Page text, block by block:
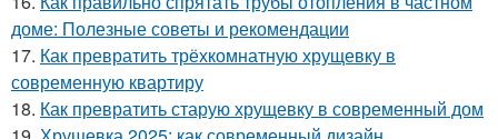
доме: Полезные советы и рекомендации
17. Как превратить трёхкомнатную хрущевку в
современную квартиру
18. Как превратить старую хрущевку в современный дом